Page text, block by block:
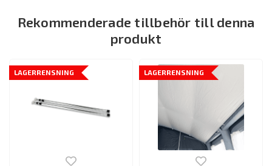
Rekommenderade tillbehör till denna
produkt
LAGERRENSNING LAGERRENSNING